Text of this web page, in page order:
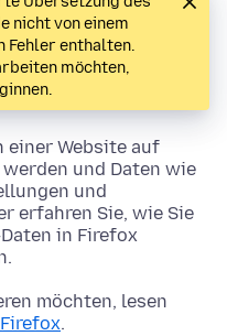
nicht von einem
Fehler enthalten.
möchten,
einer Website auf
und Daten wie
und
erfahren Sie, wie Sie
in Firefox
möchten, lesen
.